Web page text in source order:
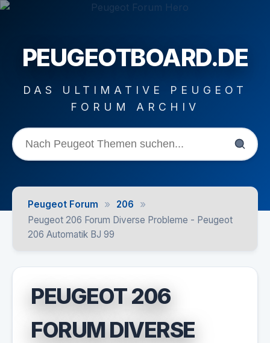
PEUGEOTBOARD.DE
DAS ULTIMATIVE PEUGEOT
FORUM ARCHIV
Peugeot Forum » 206 »
Peugeot 206 Forum Diverse Probleme - Peugeot
206 Automatik BJ 99
PEUGEOT 206
FORUM DIVERSE